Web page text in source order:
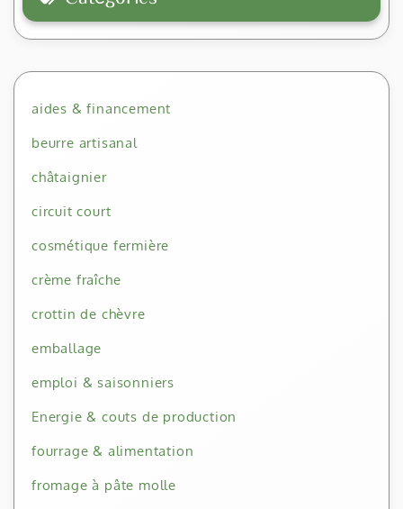
aides & financement
beurre artisanal
châtaignier
circuit court
cosmétique fermière
crème fraîche
crottin de chèvre
emballage
emploi & saisonniers
Energie & couts de production
fourrage & alimentation
fromage à pâte molle